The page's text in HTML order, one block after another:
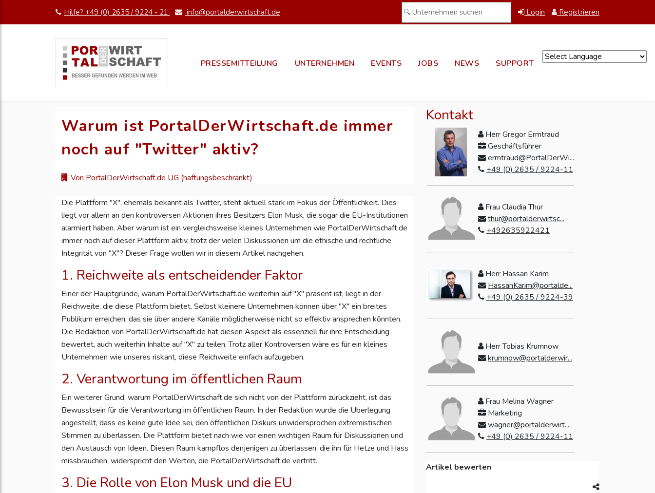
Hilfe? +49 (0) 2635 / 9224 - 21 info@portalderwirtschaft.de Login Registrieren
PRESSEMITTEILUNG UNTERNEHMEN EVENTS JOBS NEWS SUPPORT
Warum ist PortalDerWirtschaft.de immer
noch auf "Twitter" aktiv?
Von PortalDerWirtschaft.de UG (haftungsbeschränkt)
Die Plattform "X", ehemals bekannt als Twitter, steht aktuell stark im Fokus der Öffentlichkeit. Dies
liegt vor allem an den kontroversen Aktionen ihres Besitzers Elon Musk, die sogar die EU-Institutionen
alarmiert haben. Aber warum ist ein vergleichsweise kleines Unternehmen wie PortalDerWirtschaft.de
immer noch auf dieser Plattform aktiv, trotz der vielen Diskussionen um die ethische und rechtliche
Integrität von "X"? Dieser Frage wollen wir in diesem Artikel nachgehen.
1. Reichweite als entscheidender Faktor
Einer der Hauptgründe, warum PortalDerWirtschaft.de weiterhin auf "X" präsent ist, liegt in der
Reichweite, die diese Plattform bietet. Selbst kleinere Unternehmen können über "X" ein breites
Publikum erreichen, das sie über andere Kanäle möglicherweise nicht so effektiv ansprechen könnten.
Die Redaktion von PortalDerWirtschaft.de hat diesen Aspekt als essenziell für ihre Entscheidung
bewertet, auch weiterhin Inhalte auf "X" zu teilen. Trotz aller Kontroversen wäre es für ein kleines
Unternehmen wie unseres riskant, diese Reichweite einfach aufzugeben.
2. Verantwortung im öffentlichen Raum
Ein weiterer Grund, warum PortalDerWirtschaft.de sich nicht von der Plattform zurückzieht, ist das
Bewusstsein für die Verantwortung im öffentlichen Raum. In der Redaktion wurde die Überlegung
angestellt, dass es keine gute Idee sei, den öffentlichen Diskurs unwidersprochen extremistischen
Stimmen zu überlassen. Die Plattform bietet nach wie vor einen wichtigen Raum für Diskussionen und
den Austausch von Ideen. Diesen Raum kampflos denjenigen zu überlassen, die ihn für Hetze und Hass
missbrauchen, widerspricht den Werten, die PortalDerWirtschaft.de vertritt.
3. Die Rolle von Elon Musk und die EU
Kontakt
Herr Gregor Ermtraud
Geschäftsführer
ermtraud@PortalDerWi...
+49 (0) 2635 / 9224-11
Frau Claudia Thur
thur@portalderwirtsc...
+492635922421
Herr Hassan Karim
HassanKarim@portalde...
+49 (0) 2635 / 9224-39
Herr Tobias Krumnow
krumnow@portalderwir...
Frau Melina Wagner
Marketing
wagner@portalderwirt...
+49 (0) 2635 / 9224-11
Artikel bewerten